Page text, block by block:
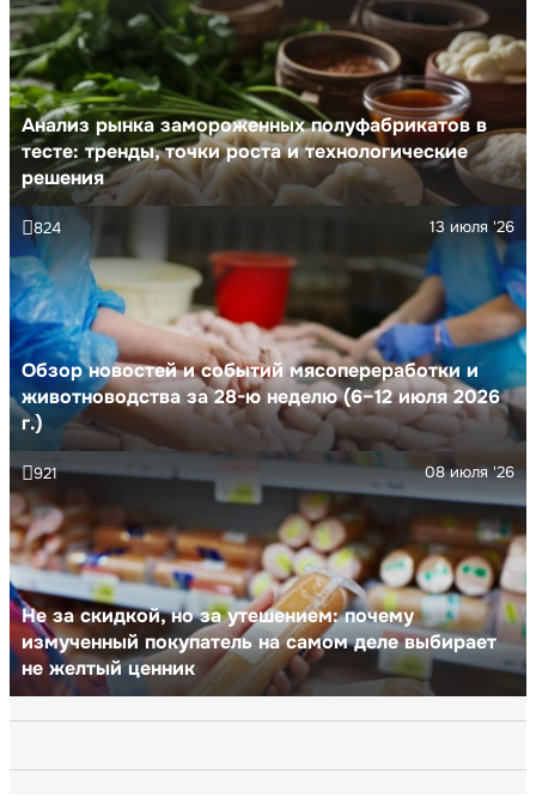
Анализ рынка замороженных полуфабрикатов в
тесте: тренды, точки роста и технологические
решения
Обзор новостей и событий мясопереработки и
животноводства за 28-ю неделю (6–12 июля 2026
г.)
13 июля '26
824
Не за скидкой, но за утешением: почему
измученный покупатель на самом деле выбирает
не желтый ценник
08 июля '26
921